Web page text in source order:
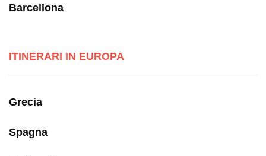
Barcellona
ITINERARI IN EUROPA
Grecia
Spagna